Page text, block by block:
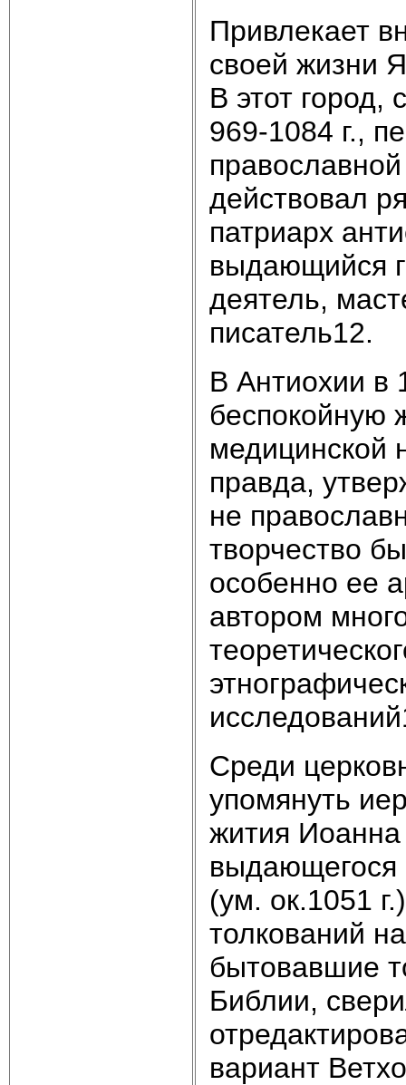
Привлекает
своей жизни
В этот город,
969-1084 г.,
действовал
патриарх
выдающийся
деятель,
писатель12.
В Антиохии в
беспокойную
медицинской
правда,
не
творчество
особенно ее
автором
Среди
упомянуть
жития Иоанна
выдающегося
(ум. ок.1051
толкований
бытовавшие
Библии,
вариант